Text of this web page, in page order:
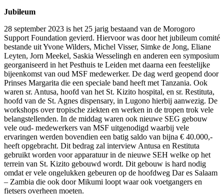
Jubileum
28 september 2023 is het 25 jarig bestaand van de Morogoro
Support Foundation gevierd. Hiervoor was door het jubileum comité
bestande uit Yvone Wilders, Michel Visser, Simke de Jong, Eliane
Leyten, Jorn Meekel, Saskia Wesselingh en anderen een symposium
georganiseerd in het Pesthuis te Leiden met daarna een feestelijke
bijeenkomst van oud MSF medewerker. De dag werd geopend door
Prinses Margarita die een speciale band heeft met Tanzania. Ook
waren sr. Antusa, hoofd van het St. Kizito hospital, en sr. Restituta,
hoofd van de St. Agnes dispensary, in Lugono hierbij aanwezig. De
workshops over tropische ziekten en werken in de tropen trok vele
belangstellenden. In de middag waren ook nieuwe SEG gebouw
vele oud- medewerkers van MSF uitgenodigd waarbij vele
ervaringen werden bovendien een batig saldo van bijna € 40.000,-
heeft opgebracht. Dit bedrag zal interview Antusa en Restituta
gebruikt worden voor apparatuur in de nieuwe SEH welke op het
terrein van St. Kizito gebouwd wordt. Dit gebouw is hard nodig
omdat er vele ongelukken gebeuren op de hoofdweg Dar es Salaam
– Zambia die ook door Mikumi loopt waar ook voetgangers en
fietsers overheen moeten.